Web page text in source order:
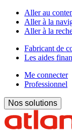
Aller au
Aller à la
Aller à la
Fabricant de
Les aides
Me connecter
Professionnel
Nos solutions